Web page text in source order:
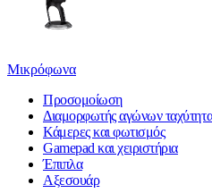
Μικρόφωνα
Προσομοίωση
Διαμορφωτής αγώνων
Κάμερες και φωτισμός
Gamepad και χειριστήρια
Έπιπλα
Αξεσουάρ